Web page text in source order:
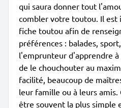
qui saura donner tout
combler votre toutou. Il est
fiche toutou afin de
préférences : balades,
l'emprunteur d'apprendre
de le chouchouter au
facilité, beaucoup de
leur famille ou à leurs
être souvent la plus simple